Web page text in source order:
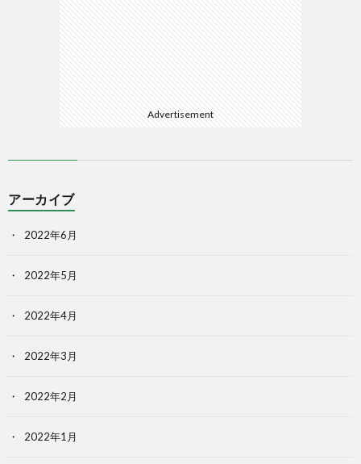
Advertisement
アーカイブ
2022年6月
2022年5月
2022年4月
2022年3月
2022年2月
2022年1月